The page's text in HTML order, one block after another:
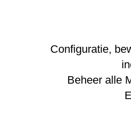
Configuratie,
Beheer alle